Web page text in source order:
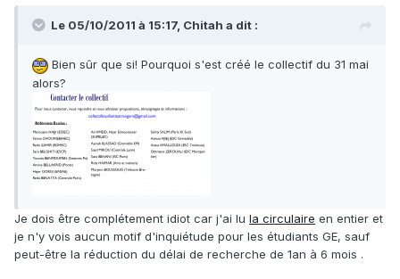
Le 05/10/2011 à 15:17, Chitah a dit :
Bien sûr que si! Pourquoi s'est créé le collectif du 31 mai
alors?
Je dois être complétement idiot car j'ai lu la circulaire en entier et
je n'y vois aucun motif d'inquiétude pour les étudiants GE, sauf
peut-être la réduction du délai de recherche de 1an à 6 mois .